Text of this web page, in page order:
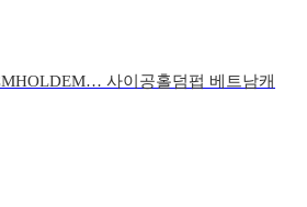
사이공홀덤펍 베트남캐